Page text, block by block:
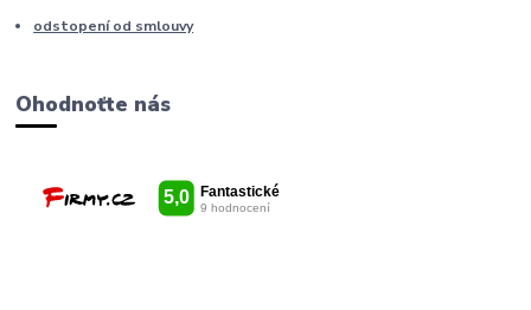
odstopení od smlouvy
Ohodnoťte nás